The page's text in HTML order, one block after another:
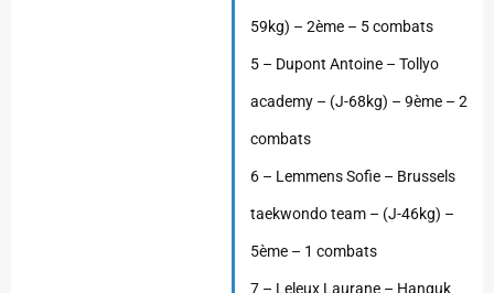
59kg) – 2ème – 5 combats
5 – Dupont Antoine – Tollyo
academy – (J-68kg) – 9ème – 2
combats
6 – Lemmens Sofie – Brussels
taekwondo team – (J-46kg) –
5ème – 1 combats
7 – Leleux Laurane – Hanguk